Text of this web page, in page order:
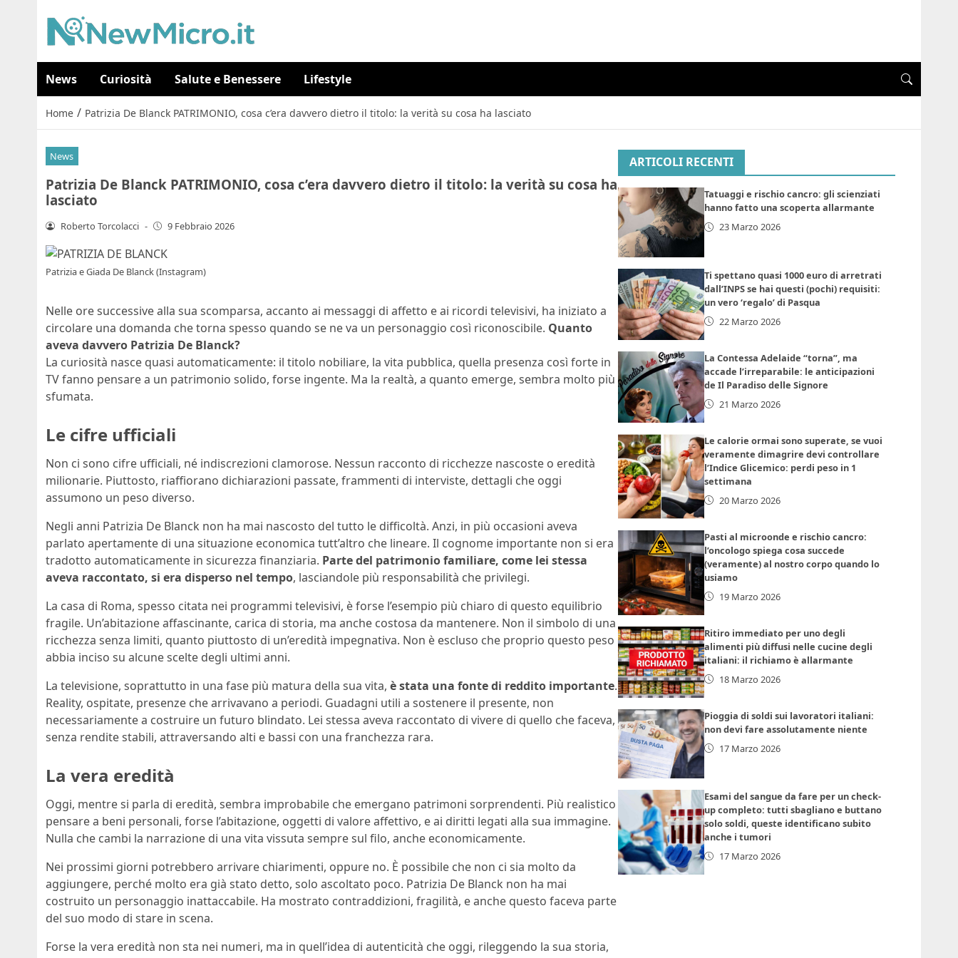
News Curiosità Salute e Benessere Lifestyle
Home / Patrizia De Blanck PATRIMONIO, cosa c’era davvero dietro il titolo: la verità su cosa ha lasciato
News
Patrizia De Blanck PATRIMONIO, cosa c’era davvero dietro il titolo: la verità su cosa ha
lasciato
Roberto Torcolacci - 9 Febbraio 2026
Patrizia e Giada De Blanck (Instagram)
Nelle ore successive alla sua scomparsa, accanto ai messaggi di affetto e ai ricordi televisivi, ha iniziato a
circolare una domanda che torna spesso quando se ne va un personaggio così riconoscibile. Quanto
aveva davvero Patrizia De Blanck?
La curiosità nasce quasi automaticamente: il titolo nobiliare, la vita pubblica, quella presenza così forte in
TV fanno pensare a un patrimonio solido, forse ingente. Ma la realtà, a quanto emerge, sembra molto più
sfumata.
Le cifre ufficiali
Non ci sono cifre ufficiali, né indiscrezioni clamorose. Nessun racconto di ricchezze nascoste o eredità
milionarie. Piuttosto, riaffiorano dichiarazioni passate, frammenti di interviste, dettagli che oggi
assumono un peso diverso.
Negli anni Patrizia De Blanck non ha mai nascosto del tutto le difficoltà. Anzi, in più occasioni aveva
parlato apertamente di una situazione economica tutt’altro che lineare. Il cognome importante non si era
tradotto automaticamente in sicurezza finanziaria. Parte del patrimonio familiare, come lei stessa
aveva raccontato, si era disperso nel tempo, lasciandole più responsabilità che privilegi.
La casa di Roma, spesso citata nei programmi televisivi, è forse l’esempio più chiaro di questo equilibrio
fragile. Un’abitazione affascinante, carica di storia, ma anche costosa da mantenere. Non il simbolo di una
ricchezza senza limiti, quanto piuttosto di un’eredità impegnativa. Non è escluso che proprio questo peso
abbia inciso su alcune scelte degli ultimi anni.
La televisione, soprattutto in una fase più matura della sua vita, è stata una fonte di reddito importante.
Reality, ospitate, presenze che arrivavano a periodi. Guadagni utili a sostenere il presente, non
necessariamente a costruire un futuro blindato. Lei stessa aveva raccontato di vivere di quello che faceva,
senza rendite stabili, attraversando alti e bassi con una franchezza rara.
La vera eredità
Oggi, mentre si parla di eredità, sembra improbabile che emergano patrimoni sorprendenti. Più realistico
pensare a beni personali, forse l’abitazione, oggetti di valore affettivo, e ai diritti legati alla sua immagine.
Nulla che cambi la narrazione di una vita vissuta sempre sul filo, anche economicamente.
Nei prossimi giorni potrebbero arrivare chiarimenti, oppure no. È possibile che non ci sia molto da
aggiungere, perché molto era già stato detto, solo ascoltato poco. Patrizia De Blanck non ha mai
costruito un personaggio inattaccabile. Ha mostrato contraddizioni, fragilità, e anche questo faceva parte
del suo modo di stare in scena.
Forse la vera eredità non sta nei numeri, ma in quell’idea di autenticità che oggi, rileggendo la sua storia,
ARTICOLI RECENTI
Tatuaggi e rischio cancro: gli scienziati
hanno fatto una scoperta allarmante
23 Marzo 2026
Ti spettano quasi 1000 euro di arretrati
dall’INPS se hai questi (pochi) requisiti:
un vero ‘regalo’ di Pasqua
22 Marzo 2026
La Contessa Adelaide “torna”, ma
accade l’irreparabile: le anticipazioni
de Il Paradiso delle Signore
21 Marzo 2026
Le calorie ormai sono superate, se vuoi
veramente dimagrire devi controllare
l’Indice Glicemico: perdi peso in 1
settimana
20 Marzo 2026
Pasti al microonde e rischio cancro:
l’oncologo spiega cosa succede
(veramente) al nostro corpo quando lo
usiamo
19 Marzo 2026
Ritiro immediato per uno degli
alimenti più diffusi nelle cucine degli
italiani: il richiamo è allarmante
18 Marzo 2026
Pioggia di soldi sui lavoratori italiani:
non devi fare assolutamente niente
17 Marzo 2026
Esami del sangue da fare per un check-
up completo: tutti sbagliano e buttano
solo soldi, queste identificano subito
anche i tumori
17 Marzo 2026